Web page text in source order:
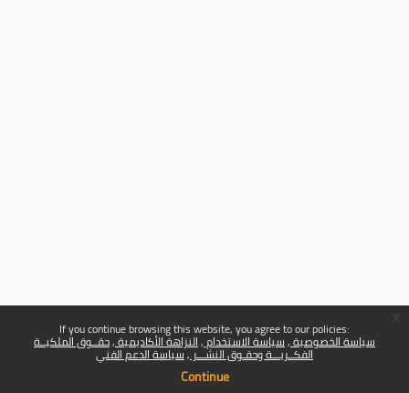
If you continue browsing this website, you agree to our policies:
سياسة الخصوصية سياسة الاستخدام النزاهة الأكاديمية حقــوق الملكيــة
الفكــريـــة وحقـوق النشـــر سياسة الدعم الفني
Continue